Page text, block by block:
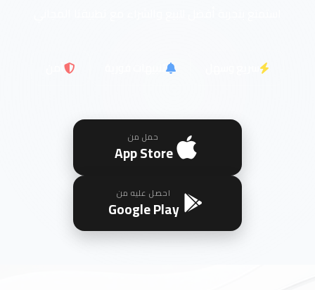
حمل من
App Store
احصل عليه من
Google Play